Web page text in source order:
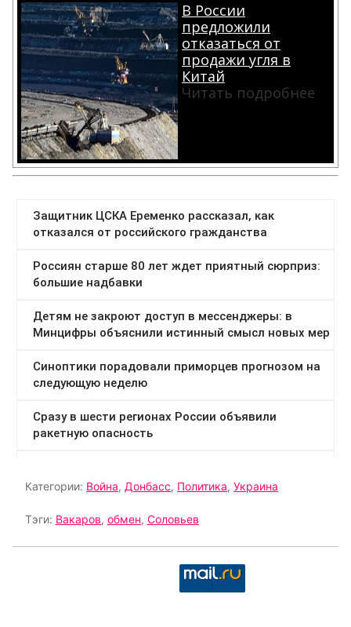
В России
предложили
отказаться от
продажи угля в
Китай
Читать подробнее
Категории: Война, Донбасс, Политика, Украина
Тэги: Вакаров, обмен, Соловьев